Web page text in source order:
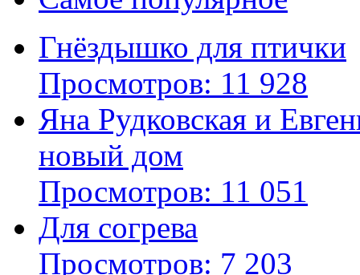
Гнёздышко для птички
Просмотров: 11 928
Яна Рудковская и
новый дом
Просмотров: 11 051
Для согрева
Просмотров: 7 203